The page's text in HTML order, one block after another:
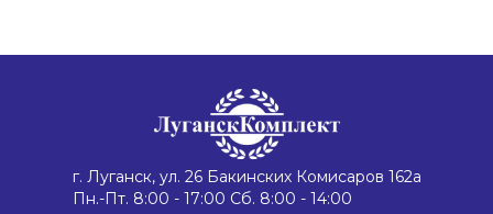
г. Луганск, ул. 26 Бакинских Комисаров 162а
Пн.-Пт. 8:00 - 17:00 Сб. 8:00 - 14:00